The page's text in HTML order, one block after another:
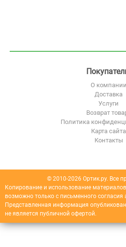
О компании
Доставка
Услуги
Возврат
Политика
Карта сайта
Контакты
© 2010-2026 Ортик.ру. Все
Копирование и использование
возможно только с письменного согласия
Представленная информация
не является публичной офертой.